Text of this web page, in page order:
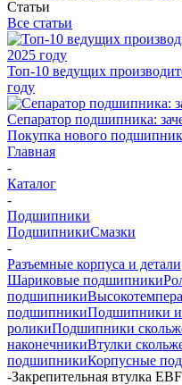
Статьи
Все статьи
Топ-10 ведущих
году
Сепаратор подшипника:
Покупка нового
Главная
-
Каталог
-
Подшипники
ПодшипникиСмазки
-
Разъемные корпуса и детали
Шариковые подшипники
подшипники
подшипникиПодшипники
роликиПодшипники
наконечникиВтулки
подшипникиКорпусные
-Закрепительная втулка